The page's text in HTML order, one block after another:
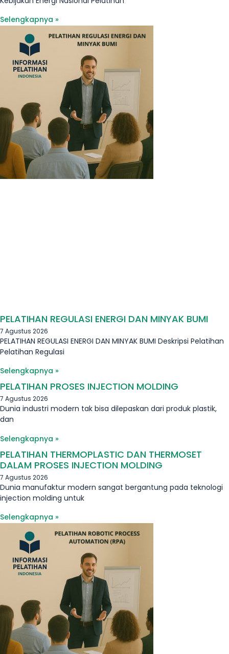
Selengkapnya »
PELATIHAN REGULASI ENERGI DAN MINYAK BUMI
7 Agustus 2026
PELATIHAN REGULASI ENERGI DAN MINYAK BUMI Deskripsi Pelatihan
Pelatihan Regulasi
Selengkapnya »
PELATIHAN PROSES INJECTION MOLDING
7 Agustus 2026
Dunia industri modern tak bisa dilepaskan dari produk plastik,
dan
Selengkapnya »
PELATIHAN THERMOPLASTIC DAN THERMOSET
DALAM PROSES INJECTION MOLDING
7 Agustus 2026
Dunia manufaktur modern sangat bergantung pada teknologi
injection molding untuk
Selengkapnya »